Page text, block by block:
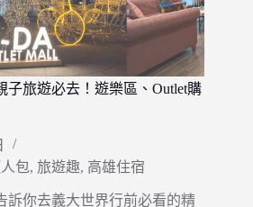
子旅遊必去！遊樂區、Outlet購
包, 旅遊趣, 高雄住宿
訴你去義大世界行前必看的精